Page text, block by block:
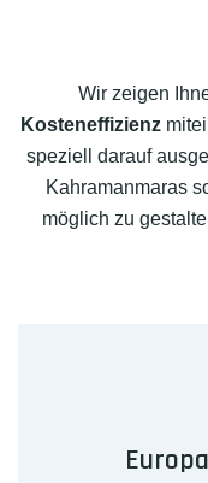
Wir zeigen
Kosteneffizienz
speziell darauf
Kahramanmaras
möglich zu